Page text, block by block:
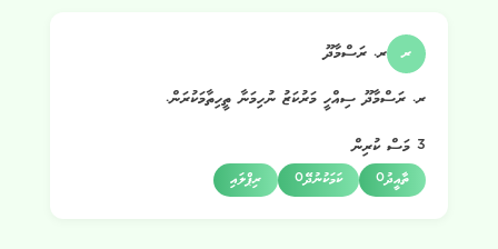
ރ ރ. ރަސްމާދޫ
ރ. ރަސްމާދޫ ސިއްހީ މަރުކަޒު ނުހިމަނާ ތީހިތާމަކުރަން.
3 މަސް ކުރިން
0ތާއީދު 0ކަމަކުނުދޭ ރިޕްލައި